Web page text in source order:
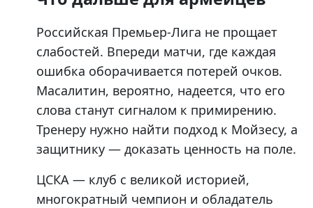
Российская Премьер-Лига не прощает
слабостей. Впереди матчи, где каждая
ошибка оборачивается потерей очков.
Масалитин, вероятно, надеется, что его
слова станут сигналом к примирению.
Тренеру нужно найти подход к Мойзесу, а
защитнику — доказать ценность на поле.
ЦСКА — клуб с великой историей,
многократный чемпион и обладатель